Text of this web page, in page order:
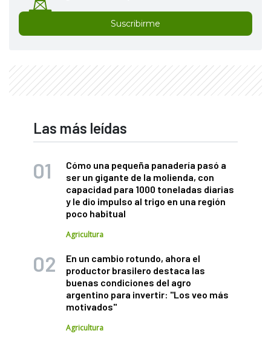
Suscribirme
Las más leídas
Cómo una pequeña panadería pasó a
ser un gigante de la molienda, con
capacidad para 1000 toneladas diarias
y le dio impulso al trigo en una región
poco habitual
Agricultura
En un cambio rotundo, ahora el
productor brasilero destaca las
buenas condiciones del agro
argentino para invertir: "Los veo más
motivados"
Agricultura